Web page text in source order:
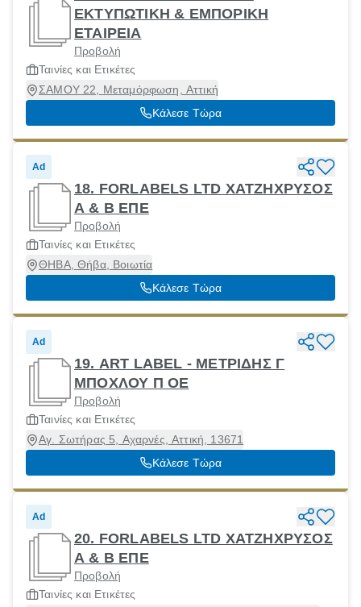
ΕΚΤΥΠΩΤΙΚΗ & ΕΜΠΟΡΙΚΗ
ΕΤΑΙΡΕΙΑ
Προβολή
Ταινίες και Ετικέτες
ΣΑΜΟΥ 22, Μεταμόρφωση, Αττική
Κάλεσε Τώρα
Ad
18. FORLABELS LTD ΧΑΤΖΗΧΡΥΣΟΣ
Α & Β ΕΠΕ
Προβολή
Ταινίες και Ετικέτες
ΘΗΒΑ, Θήβα, Βοιωτία
Κάλεσε Τώρα
Ad
19. ART LABEL - ΜΕΤΡΙΔΗΣ Γ
ΜΠΟΧΛΟΥ Π ΟΕ
Προβολή
Ταινίες και Ετικέτες
Αγ. Σωτήρας 5, Αχαρνές, Αττική, 13671
Κάλεσε Τώρα
Ad
20. FORLABELS LTD ΧΑΤΖΗΧΡΥΣΟΣ
Α & Β ΕΠΕ
Προβολή
Ταινίες και Ετικέτες